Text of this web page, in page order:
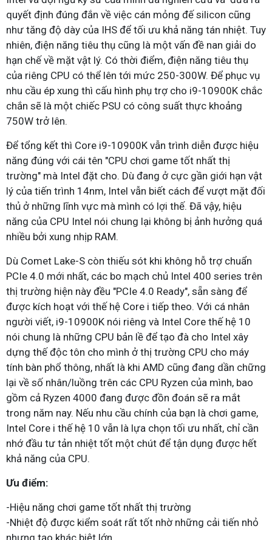
quyết định đúng đắn về việc cán mỏng đế silicon cũng
như tăng độ dày của IHS để tối ưu khả năng tán nhiệt. Tuy
nhiên, điện năng tiêu thụ cũng là một vấn đề nan giải do
hạn chế về mặt vật lý. Có thời điểm, điện năng tiêu thụ
của riêng CPU có thể lên tới mức 250-300W. Để phục vụ
nhu cầu ép xung thì cấu hình phụ trợ cho i9-10900K chắc
chắn sẽ là một chiếc PSU có công suất thực khoảng
750W trở lên.
Để tổng kết thì Core i9-10900K vẫn trình diễn được hiệu
năng đúng với cái tên "CPU chơi game tốt nhất thị
trường" mà Intel đặt cho. Dù đang ở cực gần giới hạn vật
lý của tiến trình 14nm, Intel vẫn biết cách để vượt mặt đối
thủ ở những lĩnh vực mà mình có lợi thế. Đã vậy, hiệu
năng của CPU Intel nói chung lại không bị ảnh hưởng quá
nhiều bởi xung nhịp RAM.
Dù Comet Lake-S còn thiếu sót khi không hỗ trợ chuẩn
PCIe 4.0 mới nhất, các bo mạch chủ Intel 400 series trên
thị trường hiện này đều "PCIe 4.0 Ready", sẵn sàng để
được kích hoạt với thế hệ Core i tiếp theo. Với cá nhân
người viết, i9-10900K nói riêng và Intel Core thế hệ 10
nói chung là những CPU bản lề để tạo đà cho Intel xây
dựng thế độc tôn cho mình ở thị trường CPU cho máy
tính bàn phổ thông, nhất là khi AMD cũng đang dần chững
lại về số nhân/luồng trên các CPU Ryzen của mình, bao
gồm cả Ryzen 4000 đang được đồn đoán sẽ ra mắt
trong năm nay. Nếu nhu cầu chính của bạn là chơi game,
Intel Core i thế hệ 10 vẫn là lựa chọn tối ưu nhất, chỉ cần
nhớ đầu tư tản nhiệt tốt một chút để tận dụng được hết
khả năng của CPU.
Ưu điểm:
-Hiệu năng chơi game tốt nhất thị trường
-Nhiệt độ được kiểm soát rất tốt nhờ những cải tiến nhỏ
nhưng tạo khác biệt lớn